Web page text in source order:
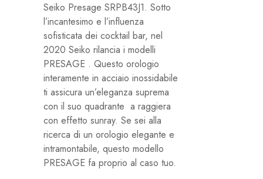
Seiko Presage SRPB43J1. Sotto
l’incantesimo e l’influenza
sofisticata dei cocktail bar, nel
2020 Seiko rilancia i modelli
PRESAGE . Questo orologio
interamente in acciaio inossidabile
ti assicura un’eleganza suprema
con il suo quadrante a raggiera
con effetto sunray. Se sei alla
ricerca di un orologio elegante e
intramontabile, questo modello
PRESAGE fa proprio al caso tuo.